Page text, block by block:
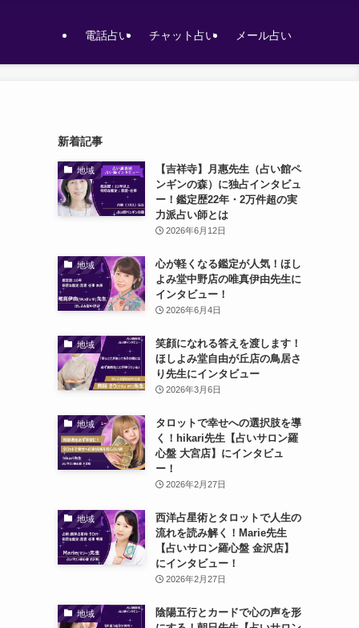
電話占い チャット占い メール占い
新着記事
地域
【吉祥寺】月惠先生（占い館ペ
ンギンの森）に独占インタビュ
ー！鑑定歴22年・2万件超の実
力派占い師とは
2026年6月12日
地域
心が軽くなる鑑定が人気！ほし
よみ堂中野店の唯真伊由先生に
インタビュー！
2026年6月4日
地域
笑顔になれる答えを渡します！
ほしよみ堂自由が丘店の鳥居さ
り先生にインタビュー
2026年3月6日
地域
タロットで幸せへの選択肢を導
く！hikari先生【占いサロン羅
心盤 大宮店】にインタビュ
ー！
2026年2月27日
地域
西洋占星術とタロットで人生の
流れを読み解く！Marie先生
【占いサロン羅心盤 金沢店】
にインタビュー！
2026年2月27日
地域
陰陽五行とカードで心の声を形